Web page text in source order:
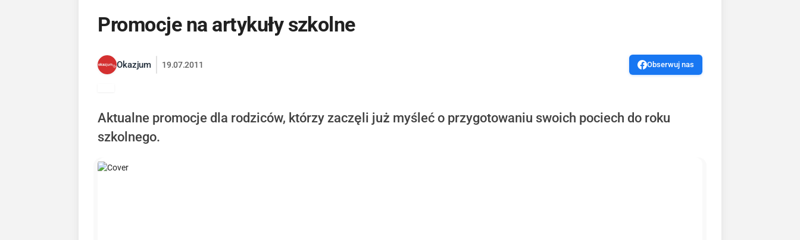
Promocje na artykuły szkolne
Okazjum 19.07.2011 Obserwuj nas
Aktualne promocje dla rodziców, którzy zaczęli już myśleć o przygotowaniu swoich pociech do roku
szkolnego.